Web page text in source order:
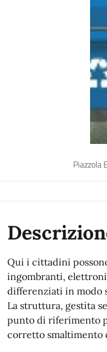
Piazzola
Qui i cittadini
ingombranti,
differenziati in modo
La struttura, gestita
punto di riferimento
corretto